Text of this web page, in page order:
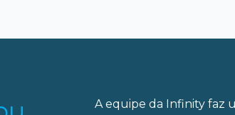
A equipe da Infinity faz